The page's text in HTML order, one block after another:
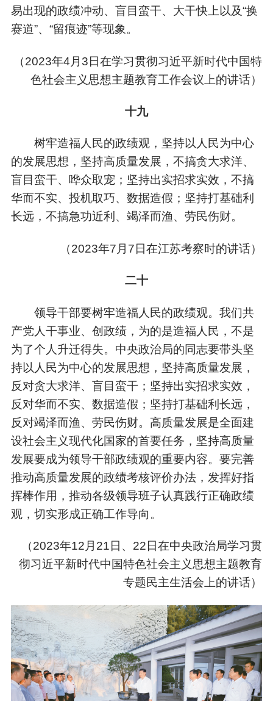
易出现的政绩冲动、盲目蛮干、大干快上以及“换
赛道”、“留痕迹”等现象。
（2023年4月3日在学习贯彻习近平新时代中国特
色社会主义思想主题教育工作会议上的讲话）
十九
树牢造福人民的政绩观，坚持以人民为中心
的发展思想，坚持高质量发展，不搞贪大求洋、
盲目蛮干、哗众取宠；坚持出实招求实效，不搞
华而不实、投机取巧、数据造假；坚持打基础利
长远，不搞急功近利、竭泽而渔、劳民伤财。
（2023年7月7日在江苏考察时的讲话）
二十
领导干部要树牢造福人民的政绩观。我们共
产党人干事业、创政绩，为的是造福人民，不是
为了个人升迁得失。中央政治局的同志要带头坚
持以人民为中心的发展思想，坚持高质量发展，
反对贪大求洋、盲目蛮干；坚持出实招求实效，
反对华而不实、数据造假；坚持打基础利长远，
反对竭泽而渔、劳民伤财。高质量发展是全面建
设社会主义现代化国家的首要任务，坚持高质量
发展要成为领导干部政绩观的重要内容。要完善
推动高质量发展的政绩考核评价办法，发挥好指
挥棒作用，推动各级领导班子认真践行正确政绩
观，切实形成正确工作导向。
（2023年12月21日、22日在中央政治局学习贯
彻习近平新时代中国特色社会主义思想主题教育
专题民主生活会上的讲话）